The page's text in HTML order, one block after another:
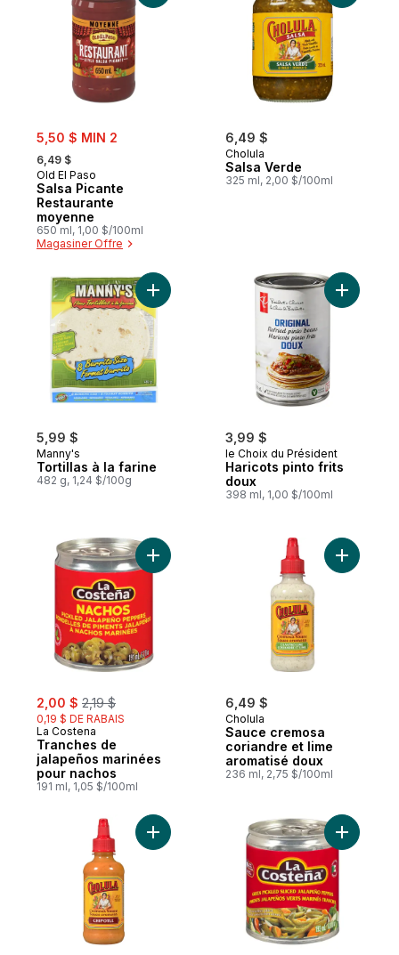
sale:
5,50 $ MIN 2
, formerly:
6,49 $
Old El Paso
Salsa Picante
Restaurante
moyenne
650 ml, 1,00 $/100ml
Magasiner Offre
6,49 $
Cholula
Salsa Verde
325 ml, 2,00 $/100ml
5,99 $
Manny's
Tortillas à la farine
482 g, 1,24 $/100g
Ajouter Tortillas à la farine au panier
3,99 $
le Choix du Président
Haricots pinto frits
doux
398 ml, 1,00 $/100ml
Ajouter
sale:
2,00 $ , formerly:
2,19 $
0,19 $ DE RABAIS
La Costena
Tranches de
jalapeños marinées
pour nachos
191 ml, 1,05 $/100ml
Ajouter Tranches de jalapeños marinées
6,49 $
Cholula
Sauce cremosa
coriandre et lime
aromatisé doux
236 ml, 2,75 $/100ml
Ajouter
Ajouter Sauce cremosa au panierAjouter